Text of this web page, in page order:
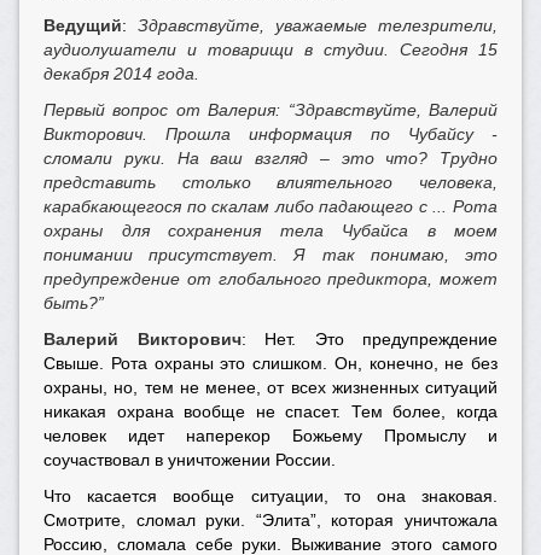
Ведущий: Здравствуйте, уважаемые телезрители,
аудиолушатели и товарищи в студии. Сегодня 15
декабря 2014 года.
Первый вопрос от Валерия: “Здравствуйте, Валерий
Викторович. Прошла информация по Чубайсу -
сломали руки. На ваш взгляд – это что? Трудно
представить столько влиятельного человека,
карабкающегося по скалам либо падающего с ... Рота
охраны для сохранения тела Чубайса в моем
понимании присутствует. Я так понимаю, это
предупреждение от глобального предиктора, может
быть?”
Валерий Викторович: Нет. Это предупреждение
Свыше. Рота охраны это слишком. Он, конечно, не без
охраны, но, тем не менее, от всех жизненных ситуаций
никакая охрана вообще не спасет. Тем более, когда
человек идет наперекор Божьему Промыслу и
соучаствовал в уничтожении России.
Что касается вообще ситуации, то она знаковая.
Смотрите, сломал руки. “Элита”, которая уничтожала
Россию, сломала себе руки. Выживание этого самого